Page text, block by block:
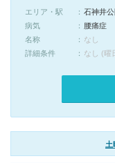
エリア・駅
石神井
病気
腰痛症
名称
なし
詳細条件
なし (曜
土